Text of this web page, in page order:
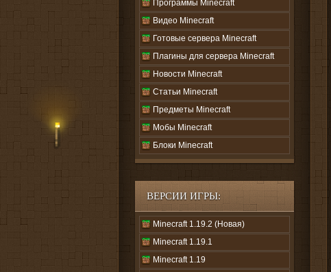
Программы Minecraft
Видео Minecraft
Готовые сервера Minecraft
Плагины для сервера Minecraft
Новости Minecraft
Статьи Minecraft
Предметы Minecraft
Мобы Minecraft
Блоки Minecraft
ВЕРСИИ ИГРЫ:
Minecraft 1.19.2 (Новая)
Minecraft 1.19.1
Minecraft 1.19